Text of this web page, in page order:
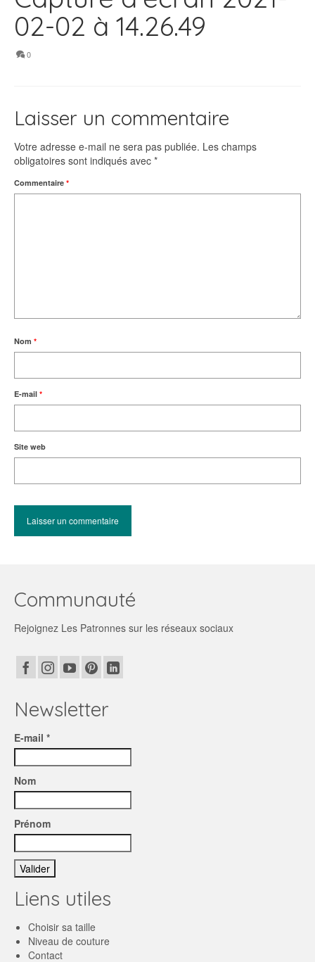
02-02 à 14.26.49
0
Laisser un commentaire
Votre adresse e-mail ne sera pas publiée. Les champs
obligatoires sont indiqués avec *
Commentaire *
Nom *
E-mail *
Site web
Communauté
Rejoignez Les Patronnes sur les réseaux sociaux
Newsletter
E-mail *
Nom
Prénom
Liens utiles
Choisir sa taille
Niveau de couture
Contact